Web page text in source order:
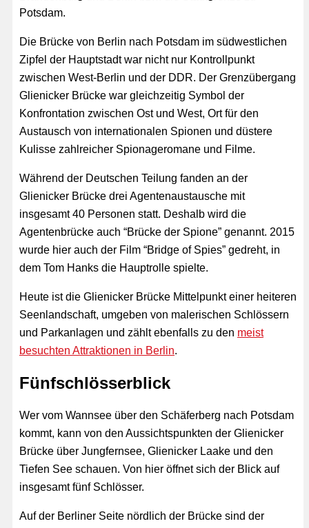
Potsdam.
Die Brücke von Berlin nach Potsdam im südwestlichen
Zipfel der Hauptstadt war nicht nur Kontrollpunkt
zwischen West-Berlin und der DDR. Der Grenzübergang
Glienicker Brücke war gleichzeitig Symbol der
Konfrontation zwischen Ost und West, Ort für den
Austausch von internationalen Spionen und düstere
Kulisse zahlreicher Spionageromane und Filme.
Während der Deutschen Teilung fanden an der
Glienicker Brücke drei Agentenaustausche mit
insgesamt 40 Personen statt. Deshalb wird die
Agentenbrücke auch “Brücke der Spione” genannt. 2015
wurde hier auch der Film “Bridge of Spies” gedreht, in
dem Tom Hanks die Hauptrolle spielte.
Heute ist die Glienicker Brücke Mittelpunkt einer heiteren
Seenlandschaft, umgeben von malerischen Schlössern
und Parkanlagen und zählt ebenfalls zu den meist
besuchten Attraktionen in Berlin.
Fünfschlösserblick
Wer vom Wannsee über den Schäferberg nach Potsdam
kommt, kann von den Aussichtspunkten der Glienicker
Brücke über Jungfernsee, Glienicker Laake und den
Tiefen See schauen. Von hier öffnet sich der Blick auf
insgesamt fünf Schlösser.
Auf der Berliner Seite nördlich der Brücke sind der